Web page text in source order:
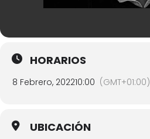
HORARIOS
8 Febrero, 202210:00 (GMT+01:00)
UBICACIÓN